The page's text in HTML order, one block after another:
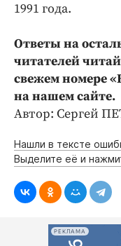
1991 года.
Ответы на
читателей
свежем номере
на нашем сайте.
Автор: Сергей
Нашли в тексте
Выделите её и
РЕКЛАМА